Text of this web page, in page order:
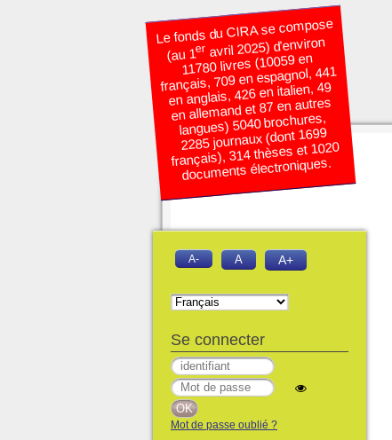
Le fonds du CIRA se compose
(au 1eravril 2025) d’environ
11780 livres (10059 en
français, 709 en espagnol, 441
en anglais, 426 en italien, 49
en allemand et 87 en autres
langues) 5040 brochures,
2285 journaux (dont 1699
français), 314 thèses et 1020
documents électroniques.
A- A A+
Se connecter
Mot de passe oublié ?